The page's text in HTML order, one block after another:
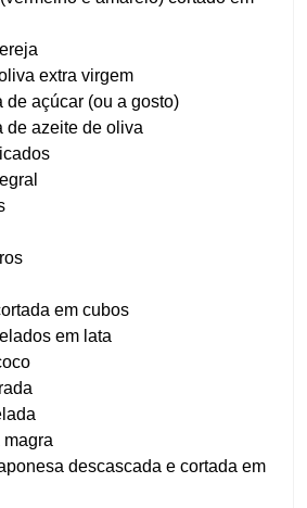
extra virgem
de açúcar (ou a gosto)
de azeite de oliva
em cubos
em lata
magra
descascada e cortada em